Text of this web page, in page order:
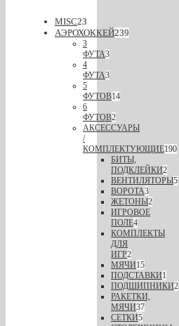
MISC23
АЭРОХОККЕЙ239
3
ФУТА3
4
ФУТА3
5
ФУТОВ14
6
ФУТОВ2
АКСЕССУАРЫ
/
КОМПЛЕКТУЮЩИЕ190
БИТЫ,
ПОДКЛЕЙКИ2
ВЕНТИЛЯТОРЫ5
ВОРОТА3
ЖЕТОНЫ2
ИГРОВОЕ
ПОЛЕ4
КОМПЛЕКТЫ
ДЛЯ
ИГР2
МЯЧИ15
ПОДСТАВКИ1
ПОДШИПНИКИ2
РАКЕТКИ,
МЯЧИ37
СЕТКИ5